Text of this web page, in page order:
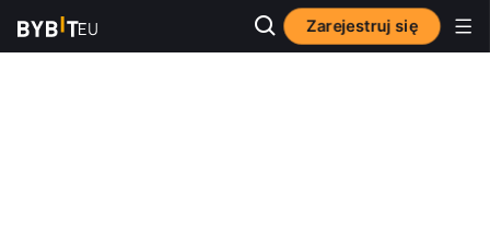
Zarejestruj się